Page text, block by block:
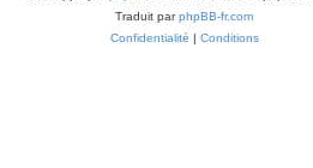
Traduit parphpBB-fr.com
Confidentialité | Conditions